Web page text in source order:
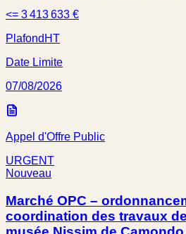
<= 3 413 633 €
Plafond HT
Date Limite
07/08/2026
Appel d'Offre Public
URGENT
Nouveau
Marché OPC –
coordination des travaux